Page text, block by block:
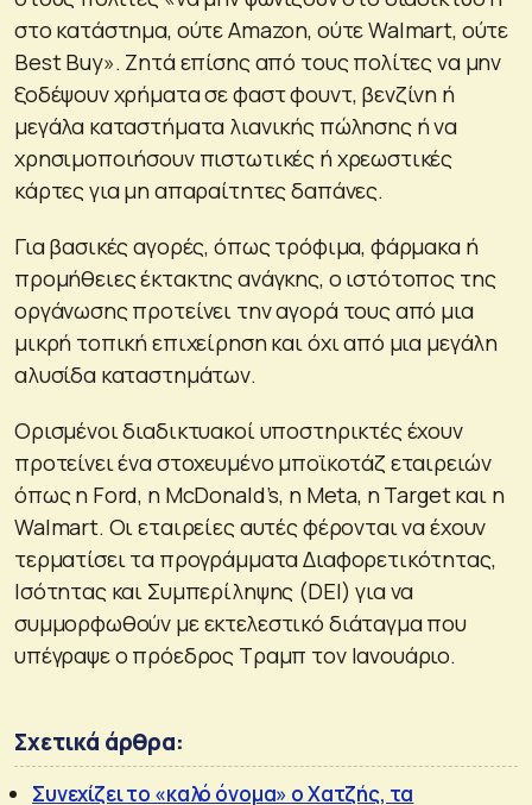
στο κατάστημα, ούτε Amazon, ούτε Walmart, ούτε
Best Buy». Ζητά επίσης από τους πολίτες να μην
ξοδέψουν χρήματα σε φαστ φουντ, βενζίνη ή
μεγάλα καταστήματα λιανικής πώλησης ή να
χρησιμοποιήσουν πιστωτικές ή χρεωστικές
κάρτες για μη απαραίτητες δαπάνες.
Για βασικές αγορές, όπως τρόφιμα, φάρμακα ή
προμήθειες έκτακτης ανάγκης, ο ιστότοπος της
οργάνωσης προτείνει την αγορά τους από μια
μικρή τοπική επιχείρηση και όχι από μια μεγάλη
αλυσίδα καταστημάτων.
Ορισμένοι διαδικτυακοί υποστηρικτές έχουν
προτείνει ένα στοχευμένο μποϊκοτάζ εταιρειών
όπως η Ford, η McDonald’s, η Meta, η Target και η
Walmart. Οι εταιρείες αυτές φέρονται να έχουν
τερματίσει τα προγράμματα Διαφορετικότητας,
Ισότητας και Συμπερίληψης (DEI) για να
συμμορφωθούν με εκτελεστικό διάταγμα που
υπέγραψε ο πρόεδρος Τραμπ τον Ιανουάριο.
Σχετικά άρθρα:
Συνεχίζει το «καλό όνομα» ο Χατζής, τα